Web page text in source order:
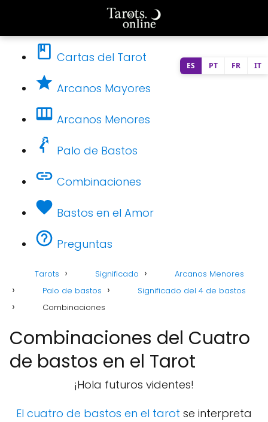
Cartas del Tarot
Arcanos Mayores
Arcanos Menores
Palo de Bastos
Combinaciones
Bastos en el Amor
Preguntas
Tarots Significado
Arcanos Menores
Palo de bastos
Significado del 4 de bastos
Combinaciones
Combinaciones del Cuatro
de bastos en el Tarot
¡Hola futuros videntes!
El cuatro de bastos en el tarot se interpreta
ES PT FR IT